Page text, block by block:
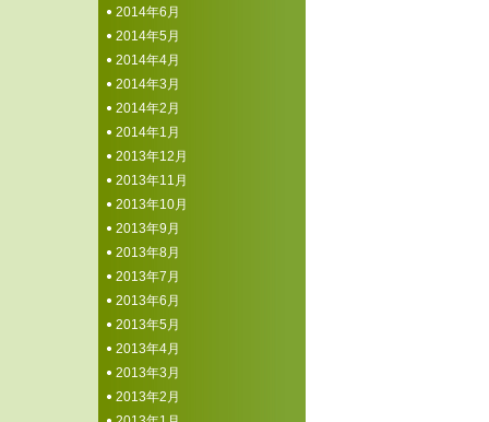
2014年6月
2014年5月
2014年4月
2014年3月
2014年2月
2014年1月
2013年12月
2013年11月
2013年10月
2013年9月
2013年8月
2013年7月
2013年6月
2013年5月
2013年4月
2013年3月
2013年2月